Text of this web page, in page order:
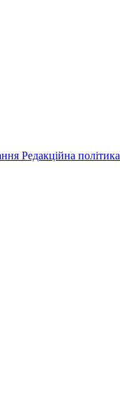
Редакційна політика